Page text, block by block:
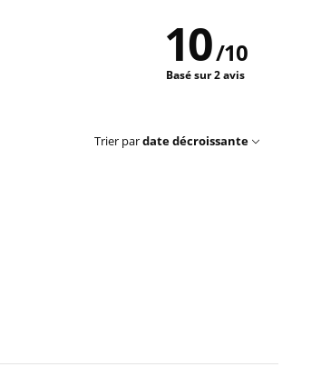
10/10
Basé sur 2 avis
Trier pardate décroissante